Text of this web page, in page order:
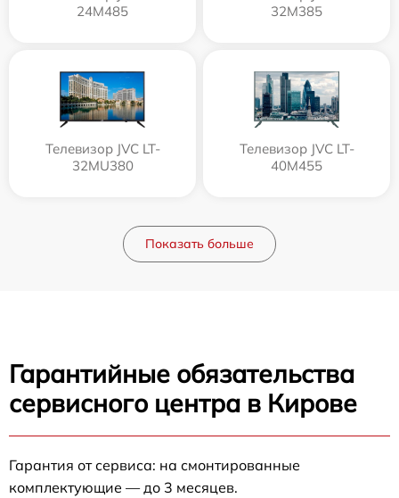
24M485
32M385
Телевизор JVC LT-
32MU380
Телевизор JVC LT-
40M455
Показать больше
Гарантийные обязательства
сервисного центра в Кирове
Гарантия от сервиса: на смонтированные
комплектующие — до 3 месяцев.